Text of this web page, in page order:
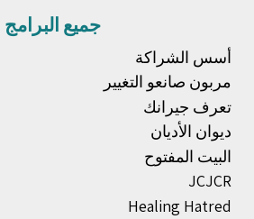
جميع البرامج
أسس الشراكة
مربون صانعو التغيير
تعرف جيرانك
ديوان الأديان
البيت المفتوح
JCJCR
Healing Hatred